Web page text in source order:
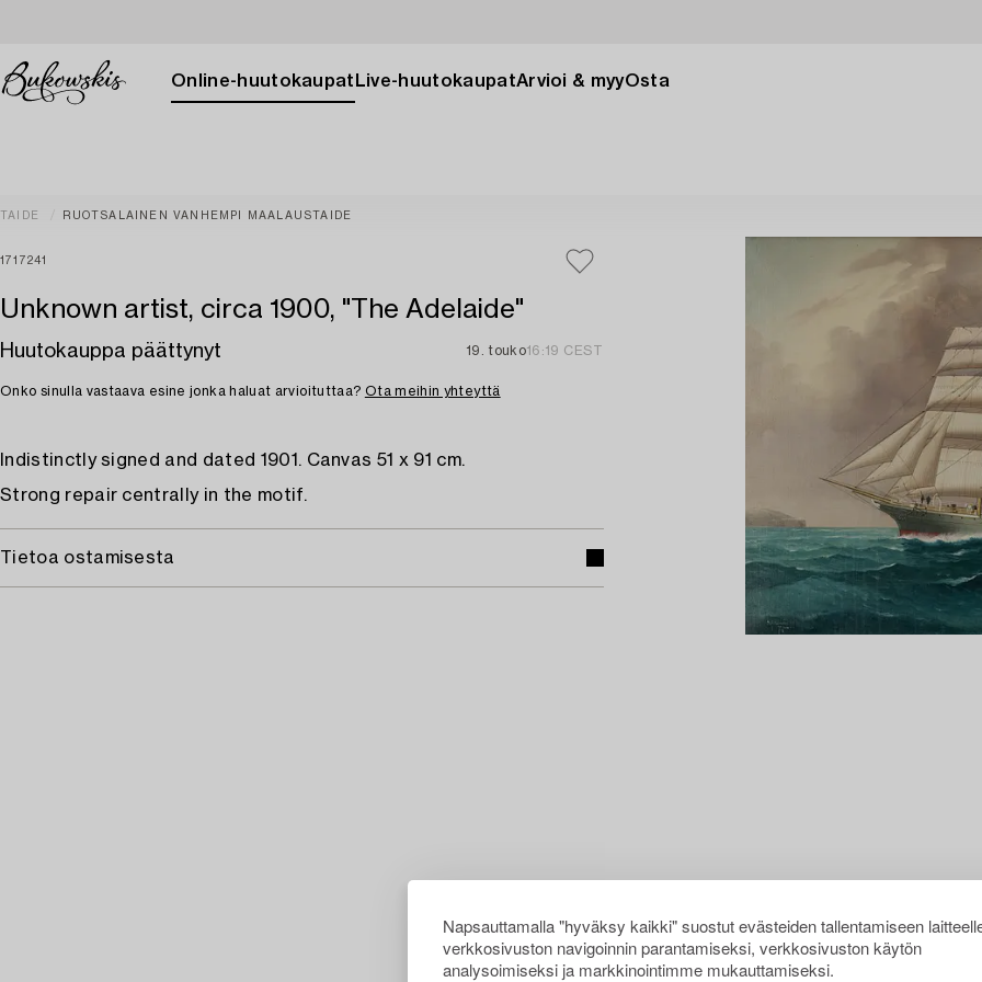
Napsauttamalla "hyväksy kaikki" suostut evästeiden tallentamiseen
verkkosivuston navigoinnin parantamiseksi, verkkosivuston käytön
analysoimiseksi ja markkinointimme mukauttamiseksi.
Online-huutokaupat Live-huutokaupatArvioi & myyOsta
TAIDE RUOTSALAINEN VANHEMPI MAALAUSTAIDE
1717241
Unknown artist, circa 1900, "The Adelaide"
Huutokauppa päättynyt 19. touko16:19 CEST
Onko sinulla vastaava esine jonka haluat arvioituttaa? Ota meihin yhteyttä
Indistinctly signed and dated 1901. Canvas 51 x 91 cm.
Strong repair centrally in the motif.
Tietoa ostamisesta